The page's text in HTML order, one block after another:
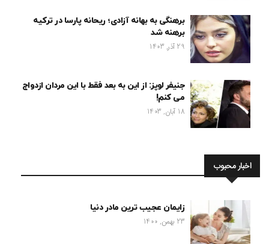
برهنگی به بهانه آزادی؛ ریحانه پارسا در ترکیه
برهنه شد
29 آذر, 1403
جنیفر لوپز: از این به بعد فقط با این مردان ازدواج
می کنم!
18 آبان, 1403
اخبار محبوب
زایمان عجیب ترین مادر دنیا
23 بهمن, 1400